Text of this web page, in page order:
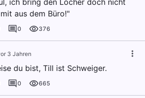
ich bring den Locher doch nicht
aus dem Büro!"
0 376
3 Jahren
du bist, Till ist Schweiger.
0 665